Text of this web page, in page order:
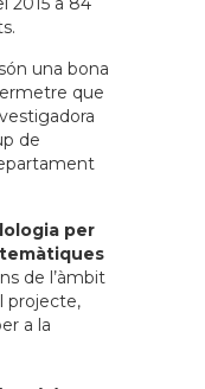
una bona
que
de
per
de l’àmbit
projecte,
a la